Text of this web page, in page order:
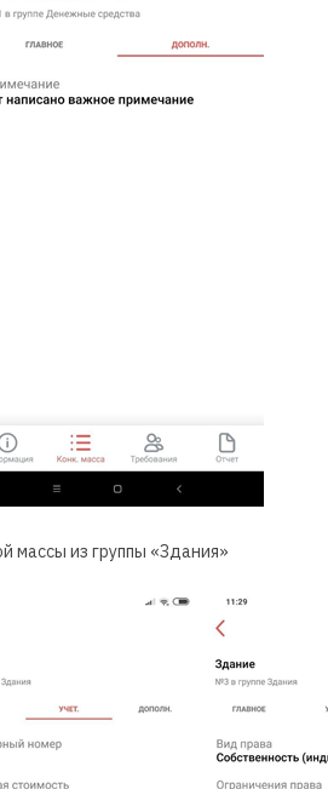
массы из группы «Здания»